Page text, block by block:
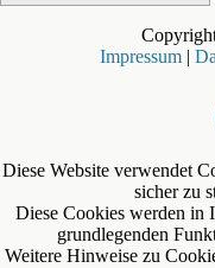
Impressum |
Diese Website verwendet
sicher zu
Diese Cookies werden in
grundlegenden
Weitere Hinweise zu